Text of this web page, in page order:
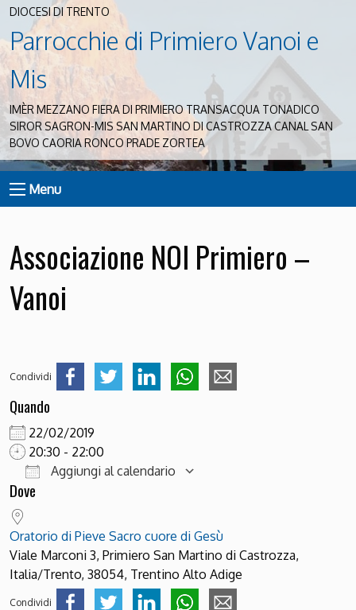
DIOCESI DI TRENTO
Parrocchie di Primiero Vanoi e
Mis
IMÈR MEZZANO FIERA DI PRIMIERO TRANSACQUA TONADICO
SIROR SAGRON-MIS SAN MARTINO DI CASTROZZA CANAL SAN
BOVO CAORIA RONCO PRADE ZORTEA
Menu
Associazione NOI Primiero –
Vanoi
Condividi
Quando
22/02/2019
20:30 - 22:00
Aggiungi al calendario
Dove
Oratorio di Pieve Sacro cuore di Gesù
Viale Marconi 3, Primiero San Martino di Castrozza,
Italia/Trento, 38054, Trentino Alto Adige
Condividi